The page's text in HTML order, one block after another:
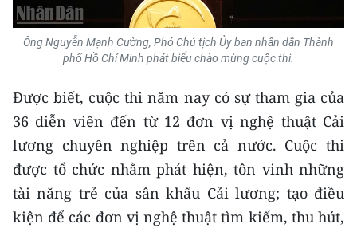
ENGLISH
中文
FRANÇAIS
РУССКИЙ
ESPAÑOL
한국어
Ông Nguyễn Mạnh Cường, Phó Chủ tịch Ủy ban nhân dân Thành
phố Hồ Chí Minh phát biểu chào mừng cuộc thi.
Được biết, cuộc thi năm nay có sự tham gia của
36 diễn viên đến từ 12 đơn vị nghệ thuật Cải
lương chuyên nghiệp trên cả nước. Cuộc thi
được tổ chức nhằm phát hiện, tôn vinh những
tài năng trẻ của sân khấu Cải lương; tạo điều
kiện để các đơn vị nghệ thuật tìm kiếm, thu hút,